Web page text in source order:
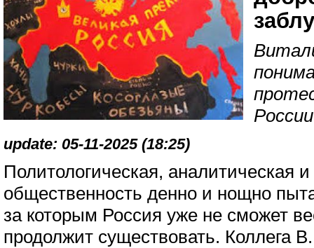
update: 05-11-2025 (18:25)
Политологическая, аналитическая
общественность денно и нощно
за которым Россия уже не сможет
продолжит существовать. Коллега